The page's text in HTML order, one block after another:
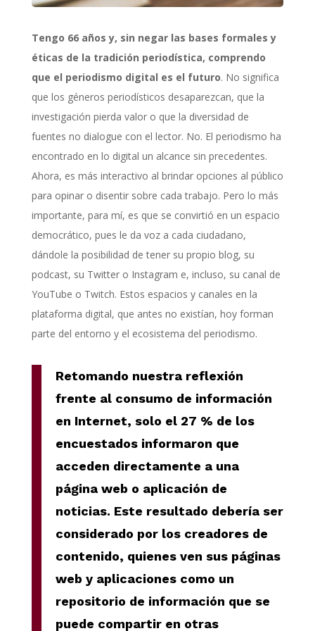
Tengo 66 años y, sin negar las bases formales y
éticas de la tradición periodística, comprendo
que el periodismo digital es el futuro. No significa
que los géneros periodísticos desaparezcan, que la
investigación pierda valor o que la diversidad de
fuentes no dialogue con el lector. No. El periodismo ha
encontrado en lo digital un alcance sin precedentes.
Ahora, es más interactivo al brindar opciones al público
para opinar o disentir sobre cada trabajo. Pero lo más
importante, para mí, es que se convirtió en un espacio
democrático, pues le da voz a cada ciudadano,
dándole la posibilidad de tener su propio blog, su
podcast, su Twitter o Instagram e, incluso, su canal de
YouTube o Twitch. Estos espacios y canales en la
plataforma digital, que antes no existían, hoy forman
parte del entorno y el ecosistema del periodismo.
Retomando nuestra reflexión
frente al consumo de información
en Internet, solo el 27 % de los
encuestados informaron que
acceden directamente a una
página web o aplicación de
noticias. Este resultado debería ser
considerado por los creadores de
contenido, quienes ven sus páginas
web y aplicaciones como un
repositorio de información que se
puede compartir en otras